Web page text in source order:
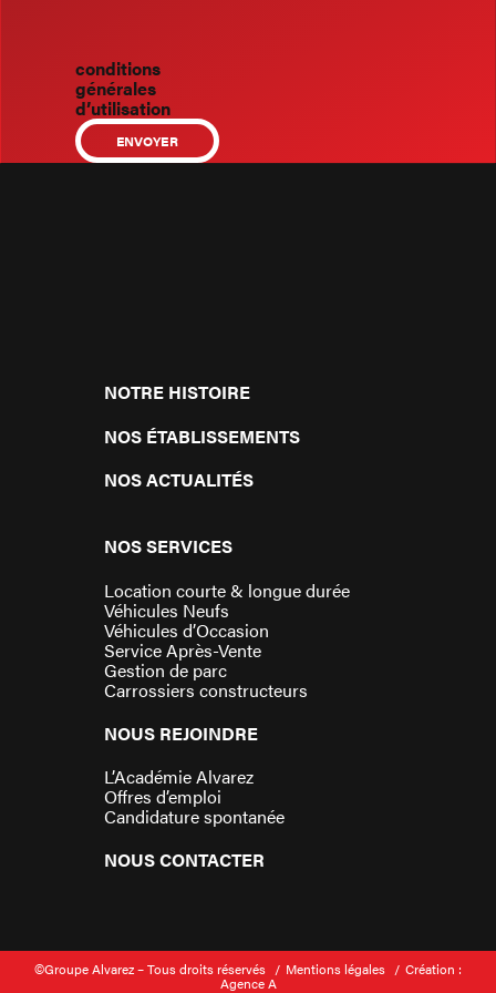
conditions
générales
d’utilisation.
NOTRE HISTOIRE
NOS ÉTABLISSEMENTS
NOS ACTUALITÉS
NOS SERVICES
Location courte & longue durée
Véhicules Neufs
Véhicules d’Occasion
Service Après-Vente
Gestion de parc
Carrossiers constructeurs
NOUS REJOINDRE
L’Académie Alvarez
Offres d’emploi
Candidature spontanée
NOUS CONTACTER
©Groupe Alvarez – Tous droits réservés Mentions légales Création :
Agence A